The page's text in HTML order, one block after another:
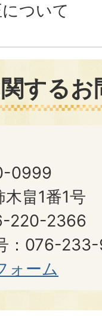
ついて
する
0999
畠1番1号
220-2366
：076-
ォーム